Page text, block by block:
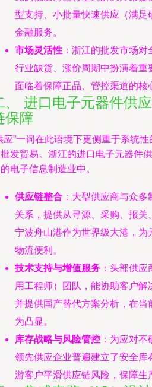
型支持、小批量快速供应（满
金融服务。
市场灵活性 ：浙江的批发市场
行业缺货、涨价周期中扮演着
面临着保障正品、管控渠道的核
、 进口电子元器件供
保障
应”一词在此语境下更侧重于系统
发贸易。浙江的进口电子元器件
电子信息制造业中。
供应链整合 ：大型供应商与众
关系，提供从寻源、采购、报
宁波舟山港作为世界级大港，
物流便利。
技术支持与增值服务 ：头部供
用工程师）团队，能协助客户
并提供国产替代方案分析，在
为凸显。
库存战略与风险管控 ：为应对
领先供应企业普遍建立了安全
游客户平滑供应链风险，保障生